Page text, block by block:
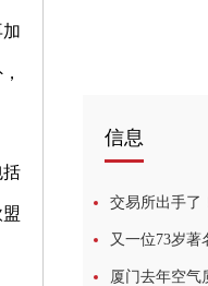
信息
厦门去年空气